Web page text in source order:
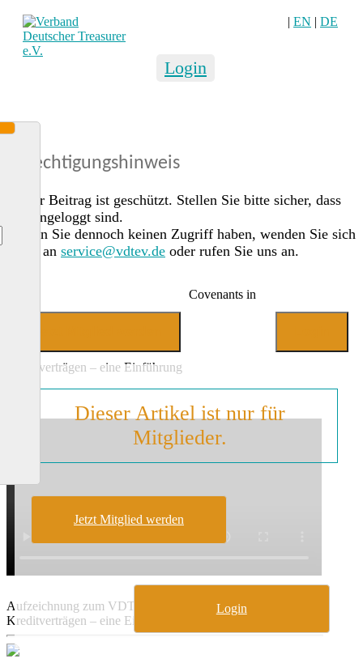
| EN | DE
Login
Berechtigungshinweis
Dieser Beitrag ist geschützt. Stellen Sie bitte sicher, dass
Sie eingeloggt sind.
Sollten Sie dennoch keinen Zugriff haben, wenden Sie sich
gerne an service@vdtev.de oder rufen Sie uns an.
Covenants in
Kreditverträgen – eine Einführung
Dieser Artikel ist nur für
Mitglieder.
Jetzt Mitglied werden
Login
Aufzeichnung zum VDT-Online-Event „Covenants in
Kreditverträgen – eine Einführung“